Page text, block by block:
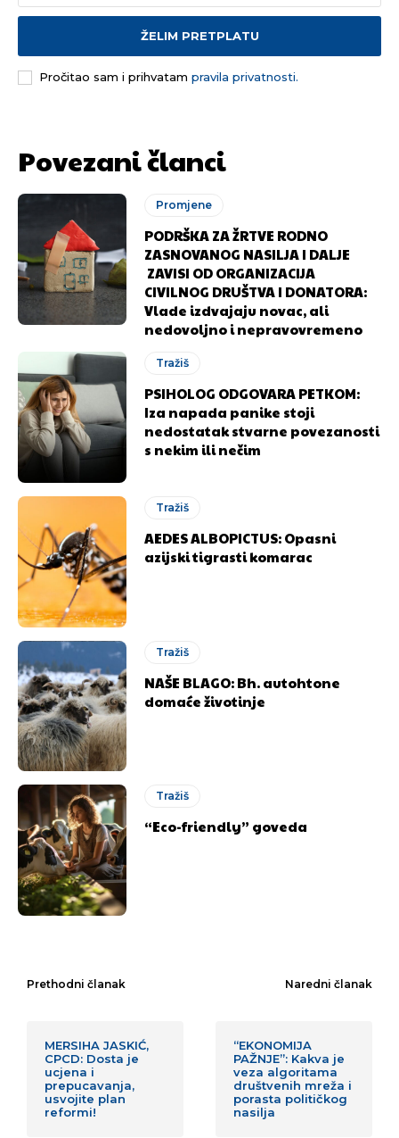
ŽELIM PRETPLATU
Pročitao sam i prihvatam pravila privatnosti.
Povezani članci
Promjene
PODRŠKA ZA ŽRTVE RODNO
ZASNOVANOG NASILJA I DALJE
ZAVISI OD ORGANIZACIJA
CIVILNOG DRUŠTVA I DONATORA:
Vlade izdvajaju novac, ali
nedovoljno i nepravovremeno
Tražiš
PSIHOLOG ODGOVARA PETKOM:
Iza napada panike stoji
nedostatak stvarne povezanosti
s nekim ili nečim
Tražiš
AEDES ALBOPICTUS: Opasni
azijski tigrasti komarac
Tražiš
NAŠE BLAGO: Bh. autohtone
domaće životinje
Tražiš
“Eco-friendly” goveda
Prethodni članak
MERSIHA JASKIĆ,
CPCD: Dosta je
ucjena i
prepucavanja,
usvojite plan
reformi!
Naredni članak
“EKONOMIJA
PAŽNJE”: Kakva je
veza algoritama
društvenih mreža i
porasta političkog
nasilja